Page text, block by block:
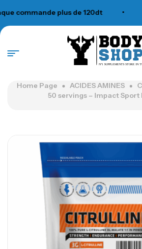
plus de 120dt
N°1 SUPPLEMENTS STORE IN
Home Page ACIDES AMINES
50 servings – Impact